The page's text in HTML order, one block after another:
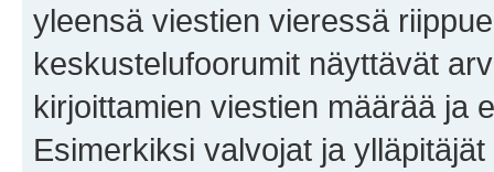
yleensä viestien vieressä
keskustelufoorumit näyttävät
kirjoittamien viestien määrää ja
Esimerkiksi valvojat ja